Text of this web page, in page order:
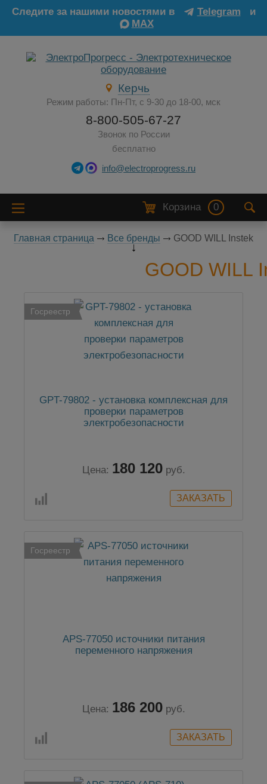
Следите за нашими новостями в Telegram
и
MAX
Керчь
Режим работы: Пн-Пт, с 9-30 до 18-00, мск
8-800-505-67-27
Звонок по России
бесплатно
info@electroprogress.ru
Корзина 0
Главная страница Все бренды GOOD WILL Instek
GOOD WILL
Госреестр
GPT-79802 - установка комплексная для
проверки параметров
электробезопасности
Цена: 180 120 руб.
Госреестр
APS-77050 источники питания
переменного напряжения
Цена: 186 200 руб.